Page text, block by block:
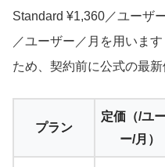
Standard ¥1,360／ユーザ
／ユーザー／月を用いま
ため、契約前に公式の最
プラン
定価（/ユ
ー/月）